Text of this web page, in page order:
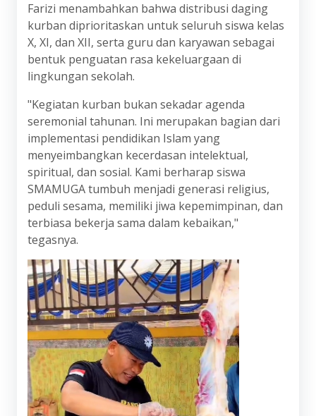
Farizi menambahkan bahwa distribusi daging
kurban diprioritaskan untuk seluruh siswa kelas
X, XI, dan XII, serta guru dan karyawan sebagai
bentuk penguatan rasa kekeluargaan di
lingkungan sekolah.
"Kegiatan kurban bukan sekadar agenda
seremonial tahunan. Ini merupakan bagian dari
implementasi pendidikan Islam yang
menyeimbangkan kecerdasan intelektual,
spiritual, dan sosial. Kami berharap siswa
SMAMUGA tumbuh menjadi generasi religius,
peduli sesama, memiliki jiwa kepemimpinan, dan
terbiasa bekerja sama dalam kebaikan,"
tegasnya.